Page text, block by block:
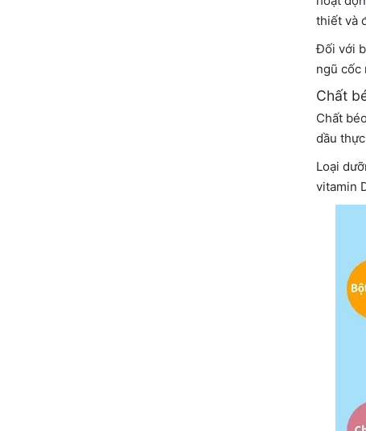
thiết và
Đối với
ngũ cốc
Chất
Chất
dầu
Loại
vitamin